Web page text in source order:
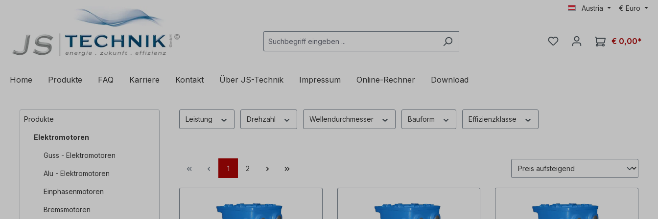
Zur Hauptnavigation springen Austria € Euro
€ 0,00*
Home Produkte FAQ Karriere Kontakt Über JS-Technik Impressum Online-Rechner Download
Produkte
Elektromotoren
Guss - Elektromotoren
Alu - Elektromotoren
Einphasenmotoren
Bremsmotoren
Leistung Drehzahl Wellendurchmesser Bauform Effizienzklasse
1 2